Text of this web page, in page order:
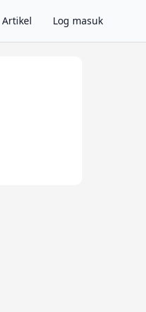
Artikel Log masuk